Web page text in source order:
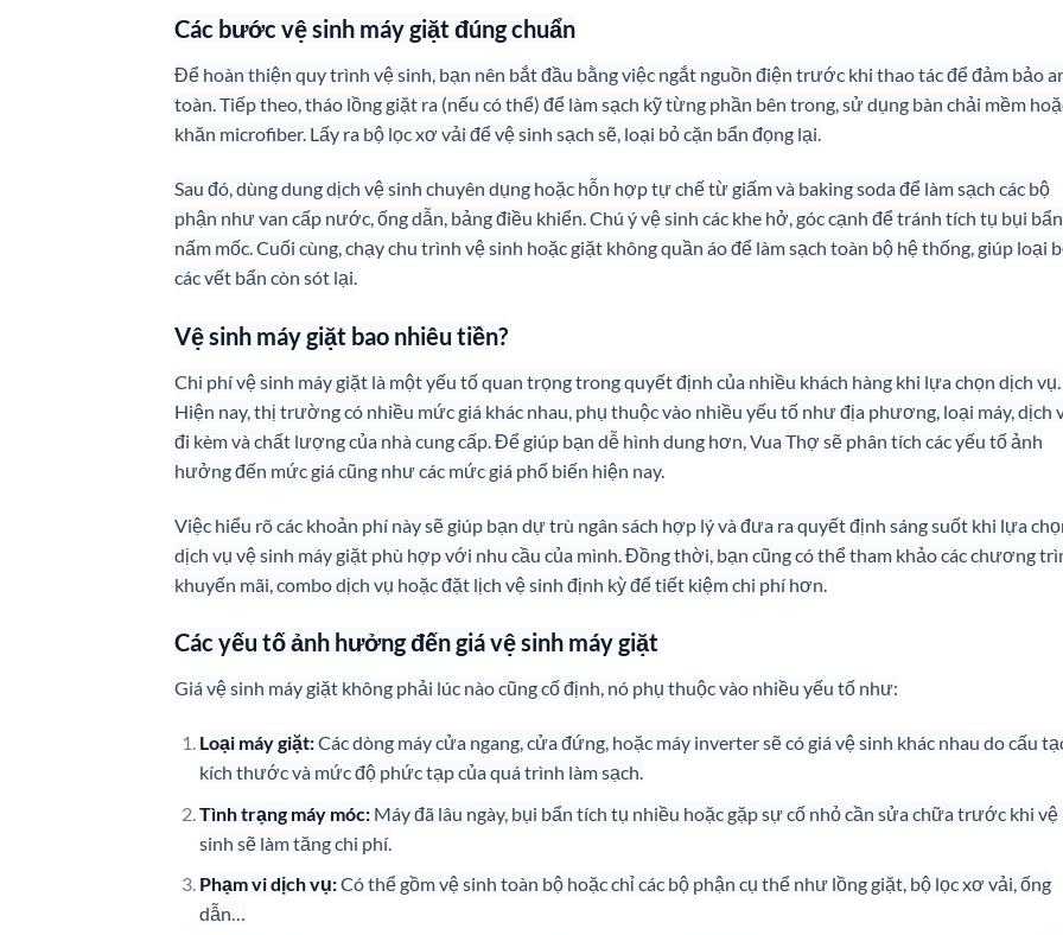
Các bước vệ sinh máy giặt đúng chuẩn
Để hoàn thiện quy trình vệ sinh, bạn nên bắt đầu bằng việc ngắt nguồn điện trước khi thao tác để đảm bảo
toàn. Tiếp theo, tháo lồng giặt ra (nếu có thể) để làm sạch kỹ từng phần bên trong, sử dụng bàn chải mềm
khăn microfiber. Lấy ra bộ lọc xơ vải để vệ sinh sạch sẽ, loại bỏ cặn bẩn đọng lại.
Sau đó, dùng dung dịch vệ sinh chuyên dụng hoặc hỗn hợp tự chế từ giấm và baking soda để làm sạch các bộ
phận như van cấp nước, ống dẫn, bảng điều khiển. Chú ý vệ sinh các khe hở, góc cạnh để tránh tích tụ bụi
nấm mốc. Cuối cùng, chạy chu trình vệ sinh hoặc giặt không quần áo để làm sạch toàn bộ hệ thống, giúp loại
các vết bẩn còn sót lại.
Vệ sinh máy giặt bao nhiêu tiền?
Chi phí vệ sinh máy giặt là một yếu tố quan trọng trong quyết định của nhiều khách hàng khi lựa chọn dịch vụ.
Hiện nay, thị trường có nhiều mức giá khác nhau, phụ thuộc vào nhiều yếu tố như địa phương, loại máy, dịch
đi kèm và chất lượng của nhà cung cấp. Để giúp bạn dễ hình dung hơn, Vua Thợ sẽ phân tích các yếu tố ảnh
hưởng đến mức giá cũng như các mức giá phổ biến hiện nay.
Việc hiểu rõ các khoản phí này sẽ giúp bạn dự trù ngân sách hợp lý và đưa ra quyết định sáng suốt khi lựa
dịch vụ vệ sinh máy giặt phù hợp với nhu cầu của mình. Đồng thời, bạn cũng có thể tham khảo các chương
khuyến mãi, combo dịch vụ hoặc đặt lịch vệ sinh định kỳ để tiết kiệm chi phí hơn.
Các yếu tố ảnh hưởng đến giá vệ sinh máy giặt
Giá vệ sinh máy giặt không phải lúc nào cũng cố định, nó phụ thuộc vào nhiều yếu tố như:
Loại máy giặt:Các dòng máy cửa ngang, cửa đứng, hoặc máy inverter sẽ có giá vệ sinh khác nhau do cấu
kích thước và mức độ phức tạp của quá trình làm sạch.
Tình trạng máy móc:Máy đã lâu ngày, bụi bẩn tích tụ nhiều hoặc gặp sự cố nhỏ cần sửa chữa trước khi vệ
sinh sẽ làm tăng chi phí.
Phạm vi dịch vụ:Có thể gồm vệ sinh toàn bộ hoặc chỉ các bộ phận cụ thể như lồng giặt, bộ lọc xơ vải, ống
dẫn…